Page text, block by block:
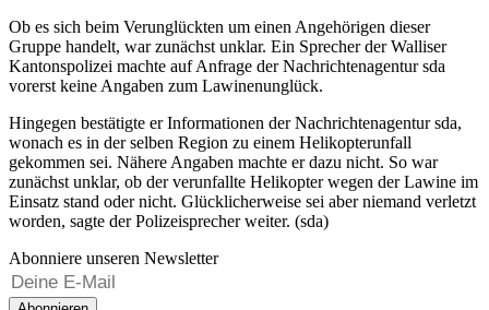
Ob es sich beim Verunglückten um einen Angehörigen dieser
Gruppe handelt, war zunächst unklar. Ein Sprecher der Walliser
Kantonspolizei machte auf Anfrage der Nachrichtenagentur sda
vorerst keine Angaben zum Lawinenunglück.
Hingegen bestätigte er Informationen der Nachrichtenagentur sda,
wonach es in der selben Region zu einem Helikopterunfall
gekommen sei. Nähere Angaben machte er dazu nicht. So war
zunächst unklar, ob der verunfallte Helikopter wegen der Lawine im
Einsatz stand oder nicht. Glücklicherweise sei aber niemand verletzt
worden, sagte der Polizeisprecher weiter. (sda)
Abonniere unseren Newsletter